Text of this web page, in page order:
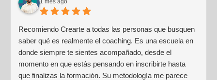
Recomiendo Crearte a todas las personas que busquen
saber qué es realmente el coaching. Es una escuela en
donde siempre te sientes acompañado, desde el
momento en que estás pensando en inscribirte hasta
que finalizas la formación. Su metodología me parece